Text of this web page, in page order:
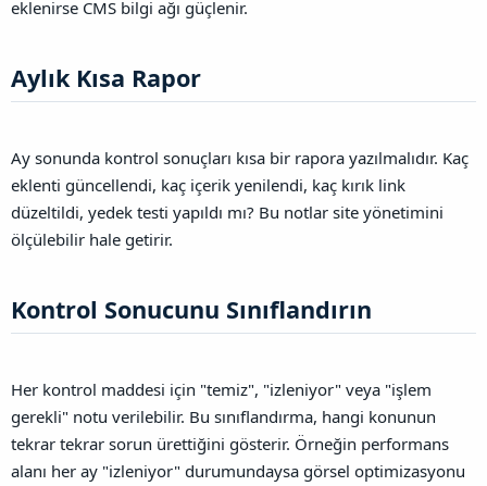
eklenirse CMS bilgi ağı güçlenir.
Aylık Kısa Rapor​
Ay sonunda kontrol sonuçları kısa bir rapora yazılmalıdır. Kaç
eklenti güncellendi, kaç içerik yenilendi, kaç kırık link
düzeltildi, yedek testi yapıldı mı? Bu notlar site yönetimini
ölçülebilir hale getirir.
Kontrol Sonucunu Sınıflandırın​
Her kontrol maddesi için "temiz", "izleniyor" veya "işlem
gerekli" notu verilebilir. Bu sınıflandırma, hangi konunun
tekrar tekrar sorun ürettiğini gösterir. Örneğin performans
alanı her ay "izleniyor" durumundaysa görsel optimizasyonu